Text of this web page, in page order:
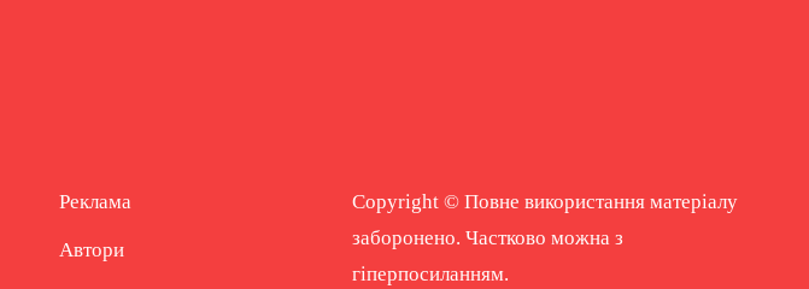
Реклама
Автори
Copyright © Повне використання матеріалу
заборонено. Частково можна з
гіперпосиланням.